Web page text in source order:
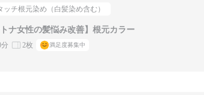
ッチ根元染め（白髪染め含む）
トナ女性の髪悩み改善】根元カラー
分 2枚 満足度募集中